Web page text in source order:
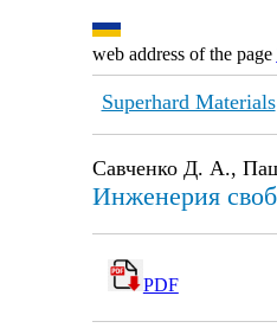
web address of the page
Superhard Materials
Савченко Д. А.,
Инженерия
PDF